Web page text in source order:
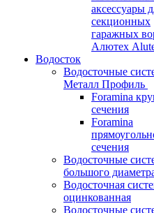
аксессуары
секционных
гаражных
Алютех
Водосток
Водосточные
Металл Профиль
Foramina
сечения
Foramina
сечения
Водосточные
большого
Водосточная
оцинкованная
Водосточные